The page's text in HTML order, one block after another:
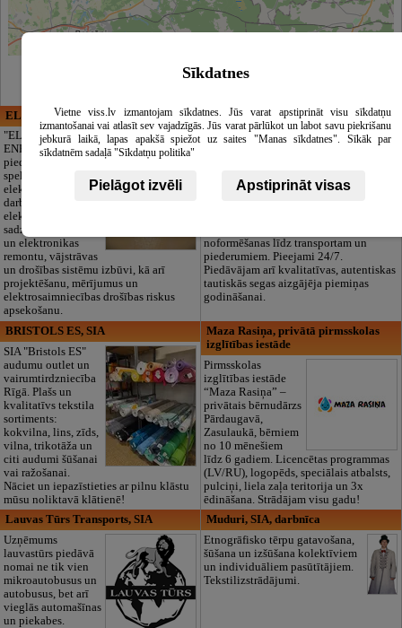
ELECTRIC ENERGY
"ELECTRIC
ENERGY Kandava"
piedāvā pilna
spektra
elektromontāžas
darbus,
elektroinstalācijas,
sadzīves tehnikas
un elektronikas
remontu, vājstrāvas
un drošības sistēmu izbūvi, kā arī
projektēšanu, mērījumus un
elektrosaimniecības drošības riskus
apsekošanu.
CĒSU APBEDĪŠANAS
PAKALPOJUMI, SIA
par visu — no
noformēšanas līdz transportam un
piederumiem. Pieejami 24/7.
Piedāvājam arī kvalitatīvas, autentiskas
tautiskās segas aizgājēja piemiņas
godināšanai.
BRISTOLS ES, SIA
SIA "Bristols ES"
audumu outlet un
vairumtirdzniecība
Rīgā. Plašs un
kvalitatīvs tekstila
sortiments:
kokvilna, lins, zīds,
vilna, trikotāža un
citi audumi šūšanai
vai ražošanai.
Nāciet un iepazīstieties ar pilnu klāstu
mūsu noliktavā klātienē!
Maza Rasiņa, privātā pirmsskolas
izglītības iestāde
Pirmsskolas
izglītības iestāde
“Maza Rasiņa” –
privātais bērnudārzs
Pārdaugavā,
Zasulaukā, bērniem
no 10 mēnešiem
līdz 6 gadiem. Licencētas programmas
(LV/RU), logopēds, speciālais atbalsts,
pulciņi, liela zaļa teritorija un 3x
ēdināšana. Strādājam visu gadu!
Lauvas Tūrs Transports, SIA
Uzņēmums
lauvastūrs piedāvā
nomai ne tik vien
mikroautobusus un
autobusus, bet arī
vieglās automašīnas
un piekabes.
Muduri, SIA, darbnīca
Etnogrāfisko tērpu gatavošana,
šūšana un izšūšana kolektīviem
un individuāliem pasūtītājiem.
Tekstilizstrādājumi.
Sīkdatnes
Vietne viss.lv izmantojam sīkdatnes. Jūs varat apstiprināt visu sīkdatņu
izmantošanai vai atlasīt sev vajadzīgās. Jūs varat pārlūkot un labot savu piekrišanu
jebkurā laikā, lapas apakšā spiežot uz saites "Manas sīkdatnes". Sīkāk par
sīkdatnēm sadaļā "Sīkdatņu politika"
Pielāgot izvēli Apstiprināt visas